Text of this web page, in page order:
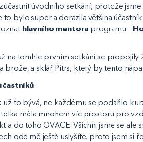
úvodního setkání, protože
bylo super a dorazila většina
hlavního mentora programu –
na tomhle prvním setkání se
brože, a sklář Pítrs, který by tento
už to bývá, ne každému se podařilo
měla mnohem víc prostoru pro
a do toho OVACE. Všichni jsme se ale
ode mě ještě uslyšíte, proto jsem si